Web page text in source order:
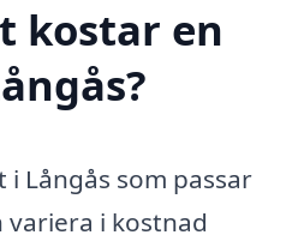
kostar en
Långås som passar
variera i kostnad